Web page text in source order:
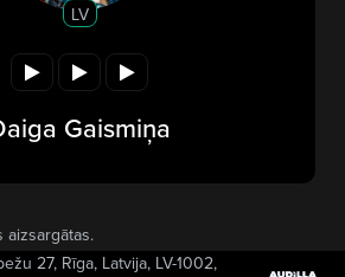
LV
Gaismiņa
27, Rīga, Latvija, LV-1002,